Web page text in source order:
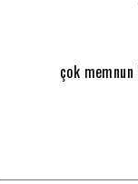
çok